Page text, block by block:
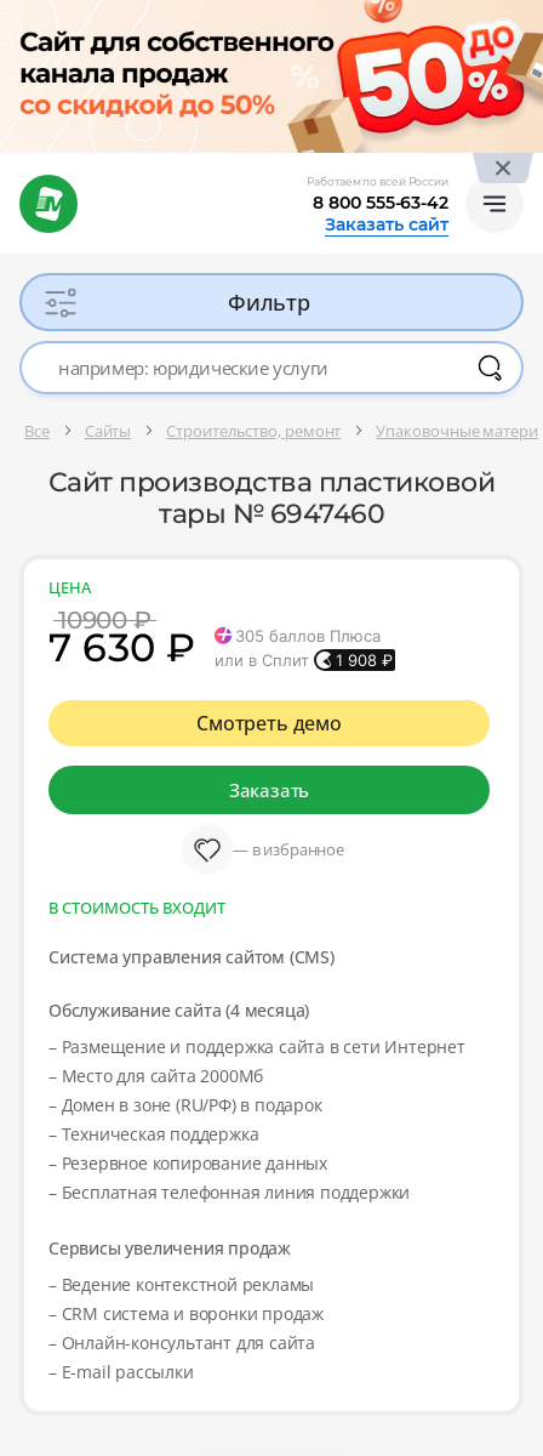
Работаем по всей России
8 800 555-63-42
Заказать сайт
Фильтр
Все Сайты Строительство, ремонт Упаковочные
Сайт производства пластиковой
тары № 6947460
ЦЕНА
10900 ₽
7 630 ₽ 305 баллов Плюса
или в Сплит
1 908 ₽
Смотреть демо
Заказать
— в избранное
В СТОИМОСТЬ ВХОДИТ
Система управления сайтом (CMS)
Обслуживание сайта (4 месяца)
– Размещение и поддержка сайта в сети Интернет
– Место для сайта 2000Мб
– Домен в зоне (RU/РФ) в подарок
– Техническая поддержка
– Резервное копирование данных
– Бесплатная телефонная линия поддержки
Сервисы увеличения продаж
– Ведение контекстной рекламы
– CRM система и воронки продаж
– Онлайн-консультант для сайта
– E-mail рассылки